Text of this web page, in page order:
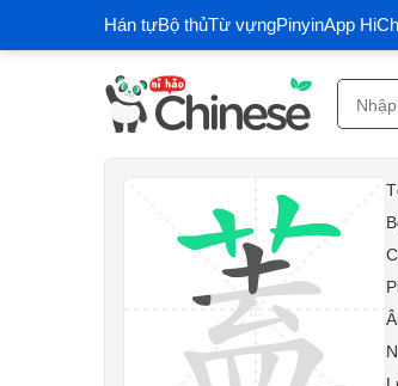
Hán tựBộ thủTừ vựngPinyinApp